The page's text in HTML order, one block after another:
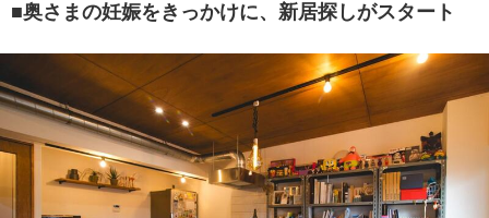
■奥さまの妊娠をきっかけに、新居探しがスタート